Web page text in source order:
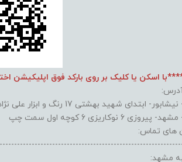
اسکن یا کلیک بر روی بارکد فوق اپلیکیشن
ابتدای شهید بهشتی 17 رنگ و ابزار علی نژاد
پیروزی 6 نوکاریزی 6 کوچه اول سمت چپ
های تماس:
مشهد: